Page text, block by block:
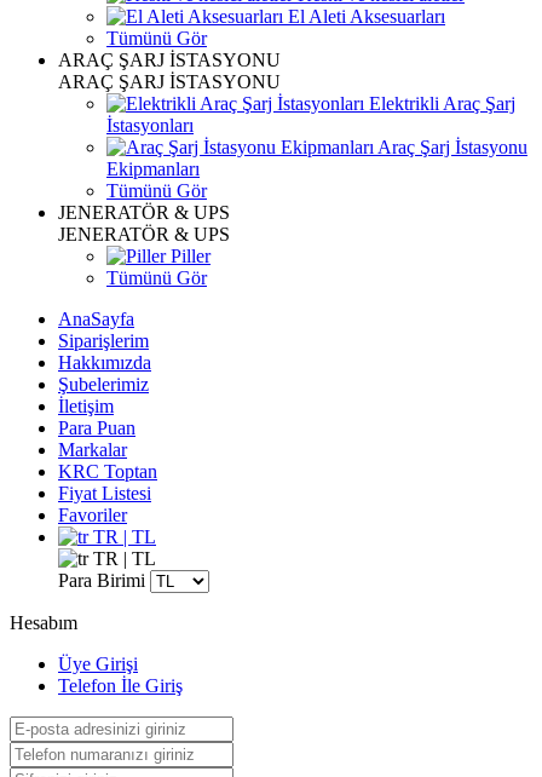
El Aleti Aksesuarları
Tümünü Gör
ARAÇ ŞARJ İSTASYONU
ARAÇ ŞARJ İSTASYONU
Elektrikli Araç Şarj
İstasyonları
Araç Şarj İstasyonu
Ekipmanları
Tümünü Gör
JENERATÖR & UPS
JENERATÖR & UPS
Piller
Tümünü Gör
AnaSayfa
Siparişlerim
Hakkımızda
Şubelerimiz
İletişim
Para Puan
Markalar
KRC Toptan
Fiyat Listesi
Favoriler
TR | TL
TR | TL
Para Birimi
Hesabım
Üye Girişi
Telefon İle Giriş